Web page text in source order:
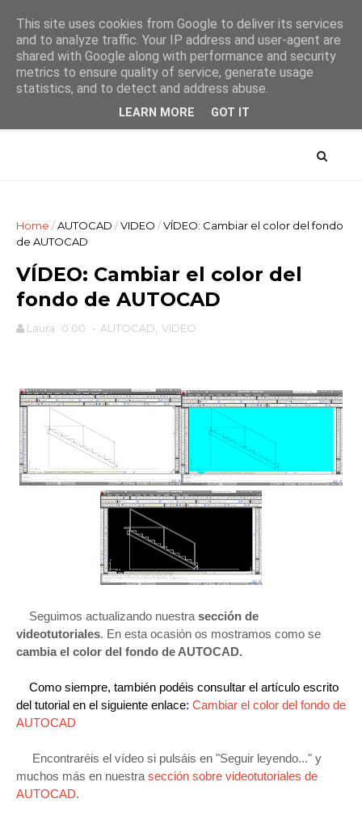
AYTUTO Blog
Home /AUTOCAD /VIDEO /VÍDEO: Cambiar el color del fondo
de AUTOCAD
VÍDEO: Cambiar el color del
fondo de AUTOCAD
Laura 0:00 - AUTOCAD VIDEO
Seguimos actualizando nuestra sección de
videotutoriales. En esta ocasión os mostramos como se
cambia el color del fondo de AUTOCAD.
Como siempre, también podéis consultar el artículo escrito
del tutorial en el siguiente enlace: Cambiar el color del fondo de
AUTOCAD
Encontraréis el vídeo si pulsáis en "Seguir leyendo..." y
muchos más en nuestra sección sobre videotutoriales de
AUTOCAD.
This site uses cookies from Google to deliver its services
and to analyze traffic. Your IP address and user-agent are
shared with Google along with performance and security
metrics to ensure quality of service, generate usage
statistics, and to detect and address abuse.
LEARN MORE GOT IT